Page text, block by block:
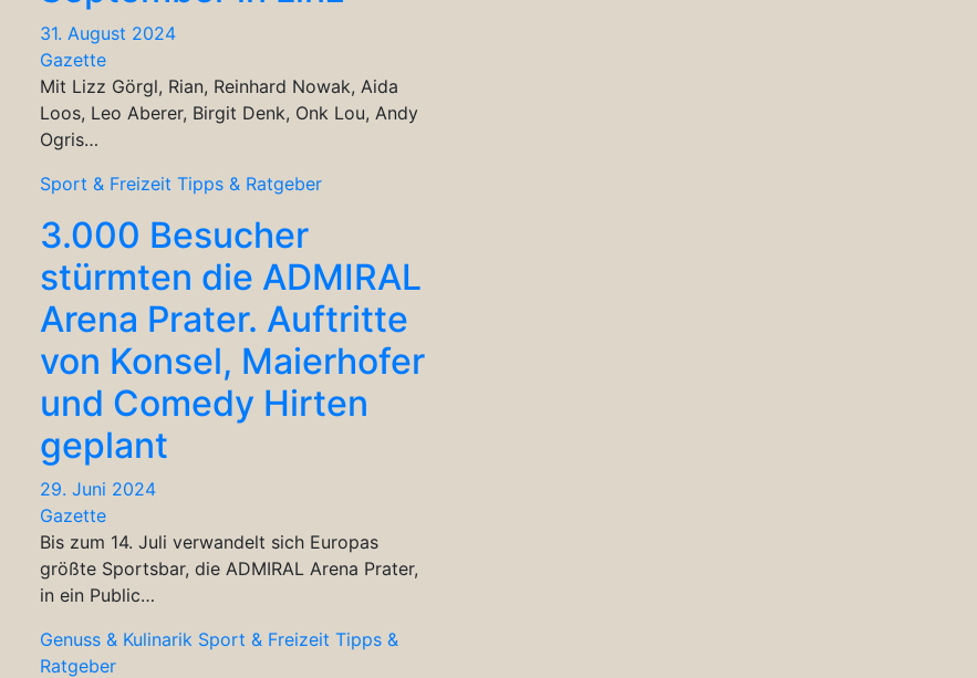
31. August 2024
Gazette
Mit Lizz Görgl, Rian, Reinhard Nowak, Aida
Loos, Leo Aberer, Birgit Denk, Onk Lou, Andy
Ogris…
Sport & Freizeit Tipps & Ratgeber
3.000 Besucher
stürmten die ADMIRAL
Arena Prater. Auftritte
von Konsel, Maierhofer
und Comedy Hirten
geplant
29. Juni 2024
Gazette
Bis zum 14. Juli verwandelt sich Europas
größte Sportsbar, die ADMIRAL Arena Prater,
in ein Public…
Genuss & Kulinarik Sport & Freizeit Tipps &
Ratgeber